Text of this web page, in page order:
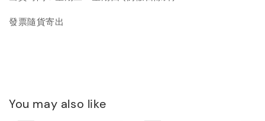
發票隨貨寄出
You may also like